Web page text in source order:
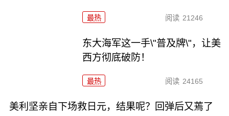
最热 阅读 21246
东大海军这一手\"普及牌\"，让美
西方彻底破防！
最热 阅读 24165
美利坚亲自下场救日元，结果呢？回弹后又蔫了